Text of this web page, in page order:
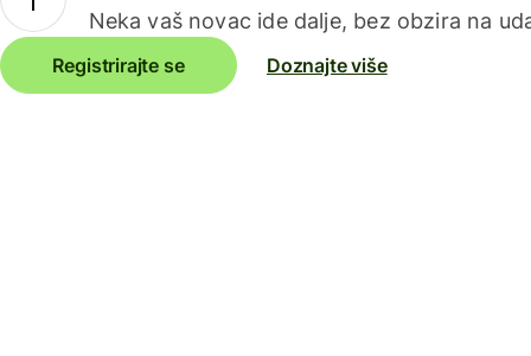
Neka vaš novac ide dalje, bez obzira na
Registrirajte se Doznajte više